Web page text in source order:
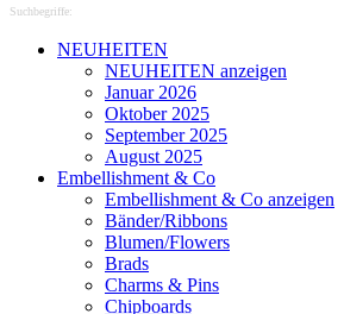
Suchbegriffe:
NEUHEITEN
NEUHEITEN anzeigen
Januar 2026
Oktober 2025
September 2025
August 2025
Embellishment & Co
Embellishment & Co anzeigen
Bänder/Ribbons
Blumen/Flowers
Brads
Charms & Pins
Chipboards